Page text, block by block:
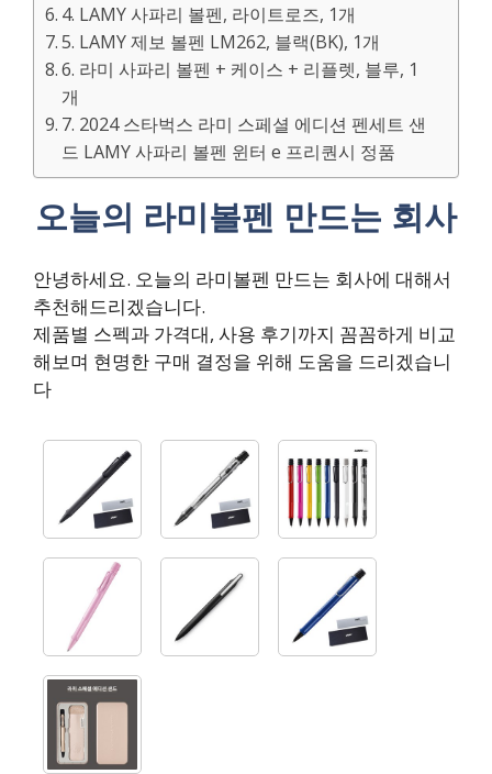
4. LAMY 사파리 볼펜, 라이트로즈, 1개
5. LAMY 제보 볼펜 LM262, 블랙(BK), 1개
6. 라미 사파리 볼펜 + 케이스 + 리플렛, 블루, 1
개
7. 2024 스타벅스 라미 스페셜 에디션 펜세트 샌
드 LAMY 사파리 볼펜 윈터 e 프리퀀시 정품
오늘의 라미볼펜 만드는 회사
안녕하세요. 오늘의 라미볼펜 만드는 회사에 대해서
추천해드리겠습니다.
제품별 스펙과 가격대, 사용 후기까지 꼼꼼하게 비교
해보며 현명한 구매 결정을 위해 도움을 드리겠습니
다